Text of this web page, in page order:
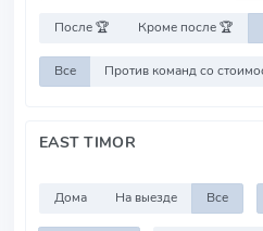
После 🏆 Кроме после 🏆
Все
EAST TIMOR
Дома На выезде Все